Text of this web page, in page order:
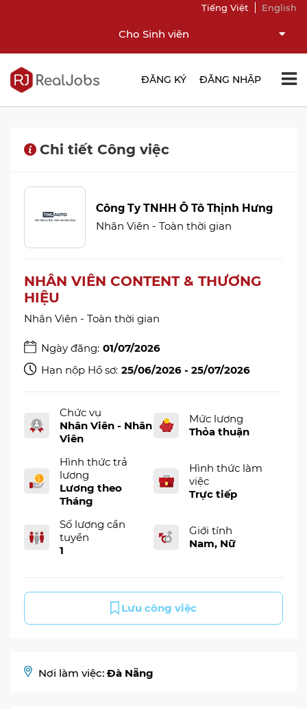
Cho Sinh viên
Tiếng Việt English
ĐĂNG KÝ ĐĂNG NHẬP
Chi tiết Công việc
Công Ty TNHH Ô Tô Thịnh Hưng
Nhân Viên - Toàn thời gian
NHÂN VIÊN CONTENT & THƯƠNG
HIỆU
Nhân Viên - Toàn thời gian
Ngày đăng: 01/07/2026
Hạn nộp Hồ sơ: 25/06/2026 - 25/07/2026
Chức vụ
Nhân Viên - Nhân
Viên
Mức lương
Thỏa thuận
Hình thức trả
lương
Lương theo
Tháng
Hình thức làm
việc
Trực tiếp
Số lượng cần
tuyển
1
Giới tính
Nam, Nữ
Lưu công việc
Nơi làm việc: Đà Nẵng